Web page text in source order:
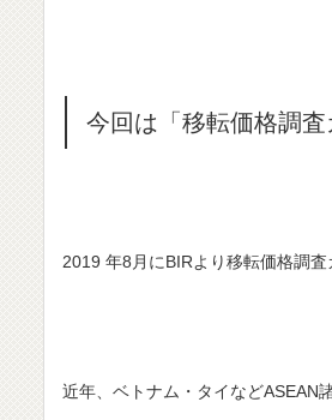
今回は「移転価格調
2019 年8月にBIRより移転価格調
近年、ベトナム・タイなどASEAN